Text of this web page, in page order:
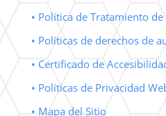
• Política de Tratamiento
• Políticas de derechos de
• Certificado de
• Políticas de Privacidad
• Mapa del Sitio